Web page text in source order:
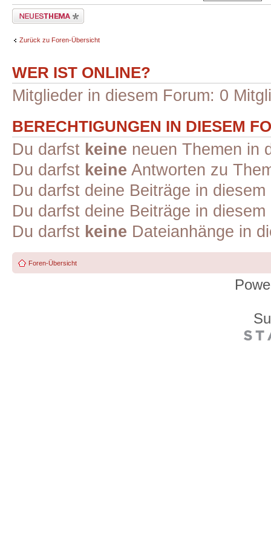
Neues Thema erstellen
Zurück zu Foren-Übersicht
WER IST ONLINE?
Mitglieder in diesem Forum: 0
BERECHTIGUNGEN IN DIESEM
Du darfst keine neuen Themen in
Du darfst keine Antworten zu
Du darfst deine Beiträge in
Du darfst deine Beiträge in
Du darfst keine Dateianhänge in
Foren-Übersicht